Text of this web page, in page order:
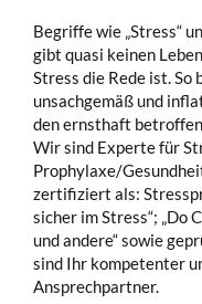
Begriffe wie „Stress“
gibt quasi keinen
Stress die Rede ist.
unsachgemäß und
den ernsthaft
Wir sind Experte für
Prophylaxe/
zertifiziert als:
sicher im Stress“; „Do
und andere“ sowie
sind Ihr kompetenter
Ansprechpartner.